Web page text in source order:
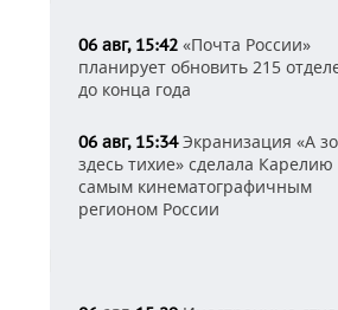
06 авг, 15:42 «Почта России»
планирует обновить 215
до конца года
06 авг, 15:34Экранизация «А
здесь тихие» сделала Карелию
самым кинематографичным
регионом России